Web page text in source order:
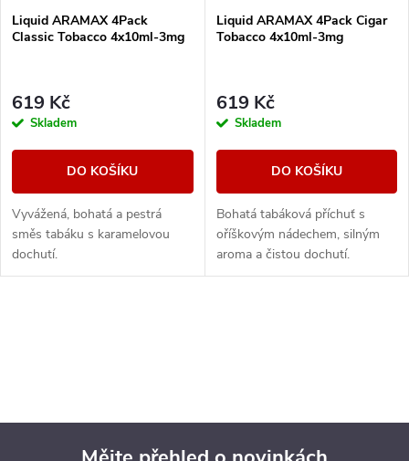
Liquid ARAMAX 4Pack
Classic Tobacco 4x10ml-3mg
619 Kč
Skladem
DO KOŠÍKU
Vyvážená, bohatá a pestrá
směs tabáku s karamelovou
dochutí.
Liquid ARAMAX 4Pack Cigar
Tobacco 4x10ml-3mg
619 Kč
Skladem
DO KOŠÍKU
Bohatá tabáková příchuť s
oříškovým nádechem, silným
aroma a čistou dochutí.